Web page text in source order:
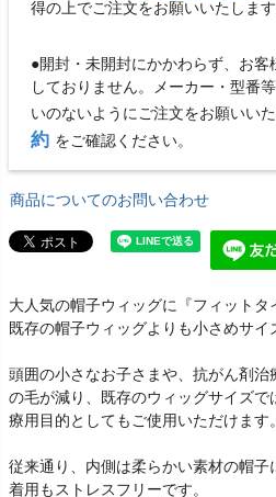
得の上でご注文をお願いいたします
●開封・未開封にかかわらず、お
しておりません。メーカー・型番
いのないようにご注文をお願いい
約 をご確認ください。
商品についてのお問い合わせ
大人気の帽子ウィッグに『フィットタ
既存の帽子ウィッグよりも小さめサイ
頭囲の小さなお子さまや、抗がん剤
の毛が減り、既存のウィッグサイズ
療用目的としてもご使用いただけます。
従来通り、内側は柔らかい素材の帽
着用もストレスフリーです。